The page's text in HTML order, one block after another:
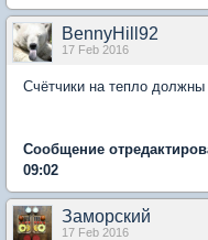
BennyHill92
17 Feb 2016
Счётчики на тепло должны
Сообщение
09:02
Заморский
17 Feb 2016